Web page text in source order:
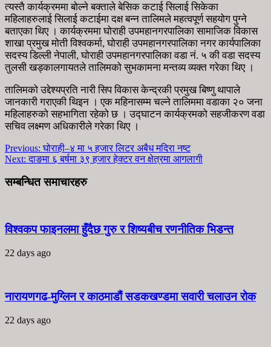
त्यस्तै कार्यक्रममा बोल्ने बक्ताले बेसिक कटाई सिलाई सिकेका
महिलाहरुलाई सिलाई कटाईमा दक्ष बन्न तालिमले महत्वपूर्ण सहयोग पुग्ने
बताएका थिए । कार्यक्रममा घोराही उपमहानगरपालिका सामाजिक विकास
शाखा प्रमुख मोती विश्वकर्मा, घोराही उपमहानगरपालिका नगर कार्यपालिका
सदस्य डिल्ली नेपाली, घोराही उपमहानगरपालिका वडा नं. ५ की वडा सदस्य
तुलसी खड्कालगायतले तालिमको सुभकामना मन्तव्य व्यक्त गरेका थिए ।
तालिमको उद्देश्यप्रति नारी सिप विकास केन्द्रकी प्रमुख बिष्णु थापाले
जानकारी गराएकी थिइन । एक महिनासम्म चल्ने तालिममा वडाका २० जना
महिलाहरुको सहभागिता रहेको छ । उद्घाटन कार्यक्रमको सहजीकरण वडा
सचिव लक्ष्मण अधिकारीले गरेका थिए ।
Previous: घोराही–४ मा ५ हजार लिटर अबैध मदिरा नष्ट
Next: दाङमा ६ बर्षमा ३९ हजार हेक्टर वन क्षेत्रमा आगलागी
सम्बन्धित समाचारहरु
विश्वकप फाइनलमा हुँदैछ गुरु र शिष्यबीच रणनीतिक भिडन्त
22 days ago
नारायणगढ-मुग्लिन र काठमाडौं सडकखण्डमा सवारी चलाउन रोक
22 days ago